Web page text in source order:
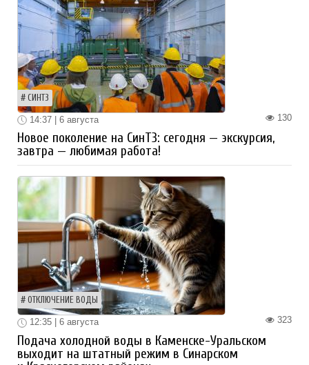
СИНТЗ
130
14:37 | 6 августа
Новое поколение на СинТЗ: сегодня — экскурсия,
завтра — любимая работа!
ОТКЛЮЧЕНИЕ ВОДЫ
323
12:35 | 6 августа
Подача холодной воды в Каменске-Уральском
выходит на штатный режим в Синарском